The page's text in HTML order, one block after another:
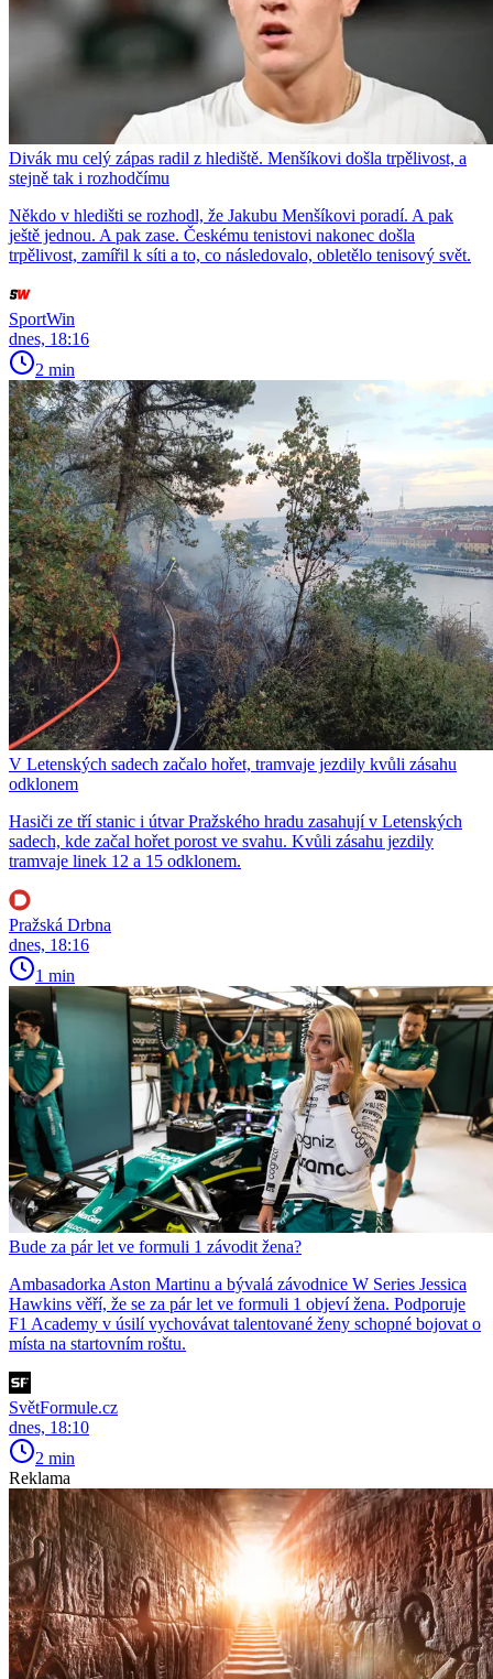
Divák mu celý zápas radil z hlediště. Menšíkovi došla trpělivost, a
stejně tak i rozhodčímu
Někdo v hledišti se rozhodl, že Jakubu Menšíkovi poradí. A pak
ještě jednou. A pak zase. Českému tenistovi nakonec došla
trpělivost, zamířil k síti a to, co následovalo, obletělo tenisový svět.
SportWin
dnes, 18:16
2 min
V Letenských sadech začalo hořet, tramvaje jezdily kvůli zásahu
odklonem
Hasiči ze tří stanic i útvar Pražského hradu zasahují v Letenských
sadech, kde začal hořet porost ve svahu. Kvůli zásahu jezdily
tramvaje linek 12 a 15 odklonem.
Pražská Drbna
dnes, 18:16
1 min
Bude za pár let ve formuli 1 závodit žena?
Ambasadorka Aston Martinu a bývalá závodnice W Series Jessica
Hawkins věří, že se za pár let ve formuli 1 objeví žena. Podporuje
F1 Academy v úsilí vychovávat talentované ženy schopné bojovat o
místa na startovním roštu.
SvětFormule.cz
dnes, 18:10
2 min
Reklama